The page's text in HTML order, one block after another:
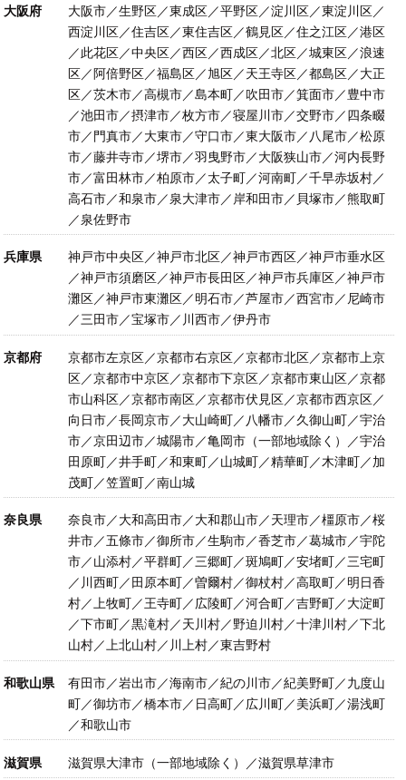
大阪府
大阪市／生野区／東成区／平野区／淀川区／東淀川区／
西淀川区／住吉区／東住吉区／鶴見区／住之江区／港区
／此花区／中央区／西区／西成区／北区／城東区／浪速
区／阿倍野区／福島区／旭区／天王寺区／都島区／大正
区／茨木市／高槻市／島本町／吹田市／箕面市／豊中市
／池田市／摂津市／枚方市／寝屋川市／交野市／四条畷
市／門真市／大東市／守口市／東大阪市／八尾市／松原
市／藤井寺市／堺市／羽曳野市／大阪狭山市／河内長野
市／富田林市／柏原市／太子町／河南町／千早赤坂村／
高石市／和泉市／泉大津市／岸和田市／貝塚市／熊取町
／泉佐野市
兵庫県
神戸市中央区／神戸市北区／神戸市西区／神戸市垂水区
／神戸市須磨区／神戸市長田区／神戸市兵庫区／神戸市
灘区／神戸市東灘区／明石市／芦屋市／西宮市／尼崎市
／三田市／宝塚市／川西市／伊丹市
京都府
京都市左京区／京都市右京区／京都市北区／京都市上京
区／京都市中京区／京都市下京区／京都市東山区／京都
市山科区／京都市南区／京都市伏見区／京都市西京区／
向日市／長岡京市／大山崎町／八幡市／久御山町／宇治
市／京田辺市／城陽市／亀岡市（一部地域除く）／宇治
田原町／井手町／和東町／山城町／精華町／木津町／加
茂町／笠置町／南山城
奈良県
奈良市／大和高田市／大和郡山市／天理市／橿原市／桜
井市／五條市／御所市／生駒市／香芝市／葛城市／宇陀
市／山添村／平群町／三郷町／斑鳩町／安堵町／三宅町
／川西町／田原本町／曽爾村／御杖村／高取町／明日香
村／上牧町／王寺町／広陵町／河合町／吉野町／大淀町
／下市町／黒滝村／天川村／野迫川村／十津川村／下北
山村／上北山村／川上村／東吉野村
和歌山県
有田市／岩出市／海南市／紀の川市／紀美野町／九度山
町／御坊市／橋本市／日高町／広川町／美浜町／湯浅町
／和歌山市
滋賀県 滋賀県大津市（一部地域除く）／滋賀県草津市